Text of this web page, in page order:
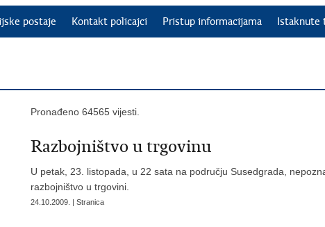
postaje Kontakt policajci Pristup informacijama Istaknute
Pronađeno 64565 vijesti.
Razbojništvo u trgovinu
U petak, 23. listopada, u 22 sata na području Susedgrada,
razbojništvo u trgovini.
24.10.2009. | Stranica